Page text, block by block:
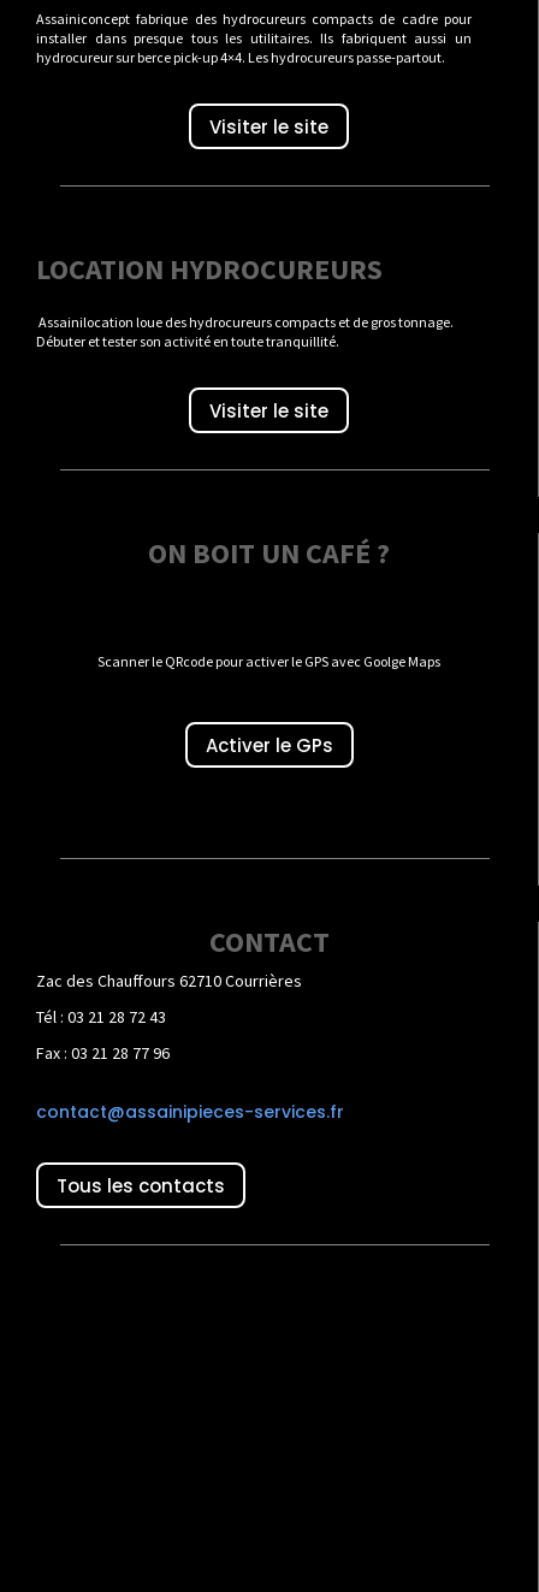
Assainiconcept fabrique des hydrocureurs compacts de cadre pour
installer dans presque tous les utilitaires. Ils fabriquent aussi un
hydrocureur sur berce pick-up 4×4. Les hydrocureurs passe-partout.
Visiter le site
LOCATION HYDROCUREURS
Assainilocation loue des hydrocureurs compacts et de gros tonnage.
Débuter et tester son activité en toute tranquillité.
Visiter le site
ON BOIT UN CAFÉ ?
Scanner le QRcode pour activer le GPS avec Goolge Maps
Activer le GPs
CONTACT
Zac des Chauffours 62710 Courrières
Tél : 03 21 28 72 43
Fax : 03 21 28 77 96
contact@assainipieces-services.fr
Tous les contacts